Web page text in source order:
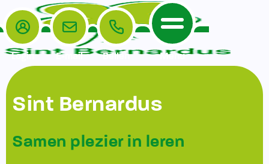
Home
De School
Veiligheidsplan
Het Team
Ouders
TussenSchoolse Opvang (TSO)
Login E-mail Bellen Menu
Sint Bernardus
Samen plezier in leren